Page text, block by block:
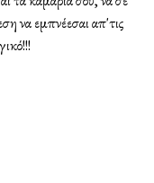
να εμπνέεσαι απ'τις